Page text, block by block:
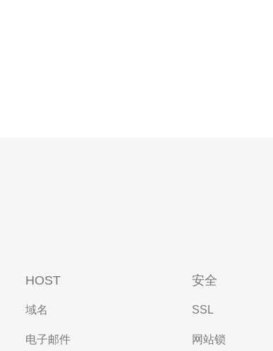
HOST
域名
电子邮件
安全
SSL
网站锁